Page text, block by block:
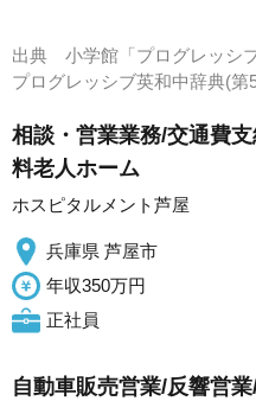
出典 小学館「プログレッシ
プログレッシブ英和中辞典(
相談・営業業務/交通費
料老人ホーム
ホスピタルメント芦屋
兵庫県 芦屋市
年収350万円
正社員
自動車販売営業/反響営